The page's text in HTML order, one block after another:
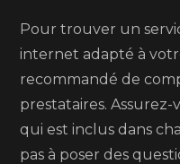
Pour trouver un
internet adapté à
recommandé de
prestataires.
qui est inclus dans
pas à poser des